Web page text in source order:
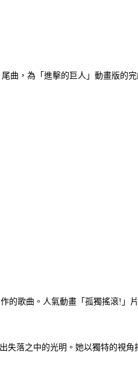
曲，為「進擊的巨人」動畫版的
歌曲。人氣動畫「孤獨搖滾!」
落之中的光明。她以獨特的視